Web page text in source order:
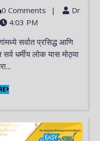
0 Comments |
Dr
4:03 PM
धर्मीय लोक यास मोठ्या